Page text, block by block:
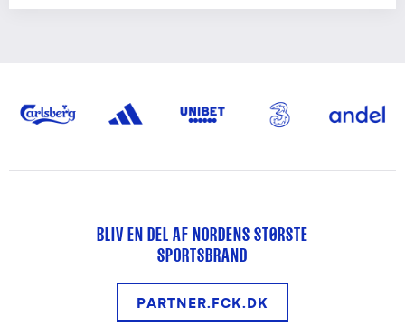
BLIV EN DEL AF NORDENS STØRSTE
SPORTSBRAND
PARTNER.FCK.DK